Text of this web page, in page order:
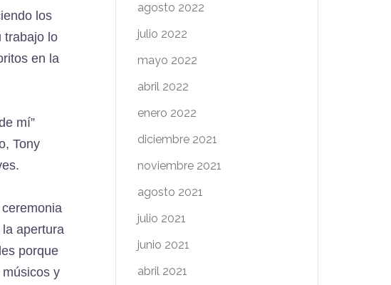
los
trabajo lo
en la
mí”
Tony
apertura
porque
y
agosto 2022
julio 2022
mayo 2022
abril 2022
enero 2022
diciembre 2021
noviembre 2021
agosto 2021
julio 2021
junio 2021
abril 2021